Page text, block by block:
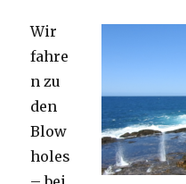
Wir
fahre
n zu
den
Blow
holes